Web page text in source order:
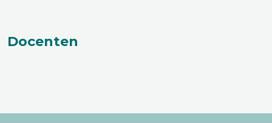
Docenten